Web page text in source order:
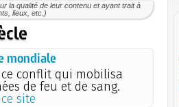
la qualité de leur contenu et ayant trait à
lieux, etc.)
mondiale
ce conflit qui mobilisa
de feu et de sang.
site